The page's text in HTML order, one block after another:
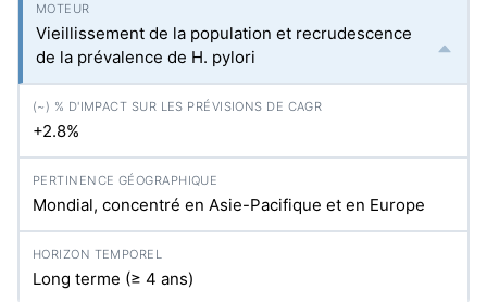
Vieillissement de la population et recrudescence
de la prévalence de H. pylori
+2.8%
Mondial, concentré en Asie-Pacifique et en Europe
Long terme (≥ 4 ans)